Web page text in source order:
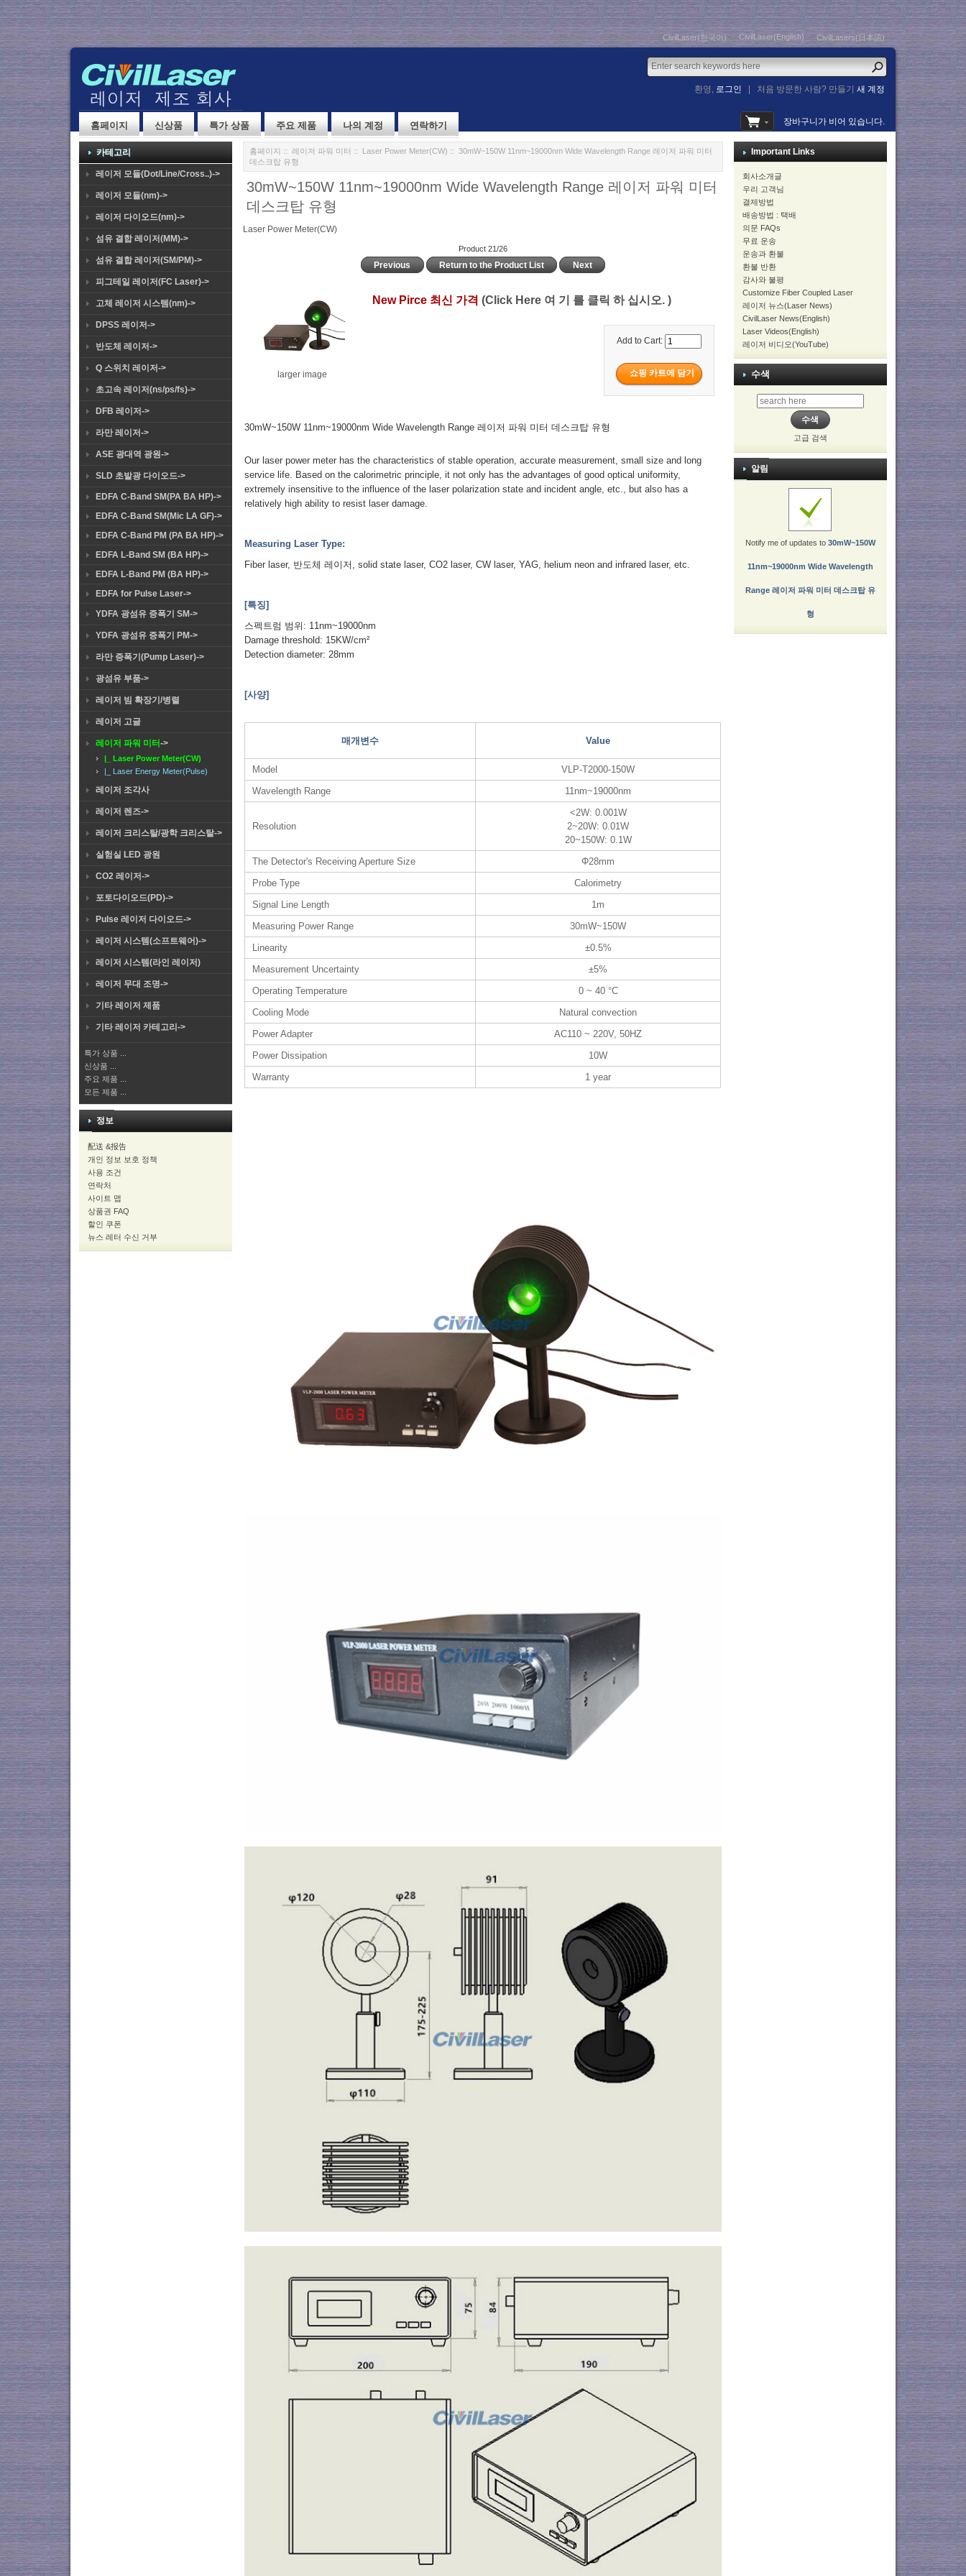
CivilLaser(한국어) CivilLaser(English) CivilLasers(日本語)
환영, 로그인 처음 방문한 사람? 만들기새 계정
홈페이지 신상품 특가 상품 주요 제품 나의 계정 연락하기 장바구니가 비어 있습니다.
카테고리
레이저 모듈(Dot/Line/Cross..)->
레이저 모듈(nm)->
레이저 다이오드(nm)->
섬유 결합 레이저(MM)->
섬유 결합 레이저(SM/PM)->
피그테일 레이저(FC Laser)->
고체 레이저 시스템(nm)->
DPSS 레이저->
반도체 레이저->
Q 스위치 레이저->
초고속 레이저(ns/ps/fs)->
DFB 레이저->
라만 레이저->
ASE 광대역 광원->
SLD 초발광 다이오드->
EDFA C-Band SM(PA BA HP)->
EDFA C-Band SM(Mic LA GF)->
EDFA C-Band PM (PA BA HP)->
EDFA L-Band SM (BA HP)->
EDFA L-Band PM (BA HP)->
EDFA for Pulse Laser->
YDFA 광섬유 증폭기 SM->
YDFA 광섬유 증폭기 PM->
라만 증폭기(Pump Laser)->
광섬유 부품->
레이저 빔 확장기/병렬
레이저 고글
레이저 파워 미터->
|_ Laser Power Meter(CW)
|_ Laser Energy Meter(Pulse)
레이저 조각사
레이저 렌즈->
레이저 크리스탈/광학 크리스탈->
실험실 LED 광원
CO2 레이저->
포토다이오드(PD)->
Pulse 레이저 다이오드->
레이저 시스템(소프트웨어)->
레이저 시스템(라인 레이저)
레이저 무대 조명->
기타 레이저 제품
기타 레이저 카테고리->
특가 상품 ...
신상품 ...
주요 제품 ...
모든 제품 ...
정보
配送 &报告
개인 정보 보호 정책
사용 조건
연락처
사이트 맵
상품권 FAQ
할인 쿠폰
뉴스 레터 수신 거부
홈페이지 :: 레이저 파워 미터 :: Laser Power Meter(CW) :: 30mW~150W 11nm~19000nm Wide Wavelength Range 레이저 파워 미터
데스크탑 유형
30mW~150W 11nm~19000nm Wide Wavelength Range 레이저 파워 미터
데스크탑 유형
Laser Power Meter(CW)
Product 21/26
Previous Return to the Product List Next
larger image
New Pirce 최신 가격 (Click Here 여 기 를 클릭 하 십시오. )
Add to Cart:
30mW~150W 11nm~19000nm Wide Wavelength Range 레이저 파워 미터 데스크탑 유형
Our laser power meter has the characteristics of stable operation, accurate measurement, small size and long
service life. Based on the calorimetric principle, it not only has the advantages of good optical uniformity,
extremely insensitive to the influence of the laser polarization state and incident angle, etc., but also has a
relatively high ability to resist laser damage.
Measuring Laser Type:
Fiber laser, 반도체 레이저, solid state laser, CO2 laser, CW laser, YAG, helium neon and infrared laser, etc.
[특징]
스펙트럼 범위: 11nm~19000nm
Damage threshold: 15KW/cm²
Detection diameter: 28mm
[사양]
매개변수 Value
Model
VLP-T2000-150W
Wavelength Range
11nm~19000nm
Resolution
<2W: 0.001W
2~20W: 0.01W
20~150W: 0.1W
The Detector's Receiving Aperture Size
Φ28mm
Probe Type
Calorimetry
Signal Line Length
1m
Measuring Power Range
30mW~150W
Linearity
±0.5%
Measurement Uncertainty
±5%
Operating Temperature
0 ~ 40 °C
Cooling Mode
Natural convection
Power Adapter
AC110 ~ 220V, 50HZ
Power Dissipation
10W
Warranty
1 year
Important Links
회사소개글
우리 고객님
결제방법
배송방법 : 택배
의문 FAQs
무료 운송
운송과 환불
환불 반환
감사와 불평
Customize Fiber Coupled Laser
레이저 뉴스(Laser News)
CivilLaser News(English)
Laser Videos(English)
레이저 비디오(YouTube)
수색
고급 검색
알림
Notify me of updates to 30mW~150W
11nm~19000nm Wide Wavelength
Range 레이저 파워 미터 데스크탑 유
형